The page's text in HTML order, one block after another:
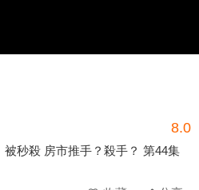
8.0
秒殺 房市推手？殺手？ 第44集